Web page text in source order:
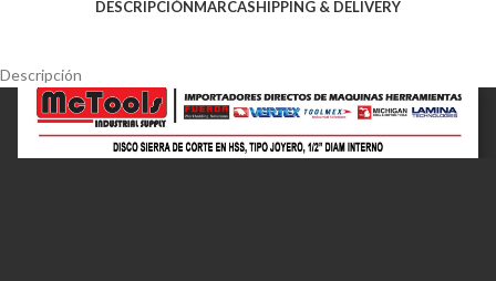
DESCRIPCIÓNMARCASHIPPING & DELIVERY
Descripción